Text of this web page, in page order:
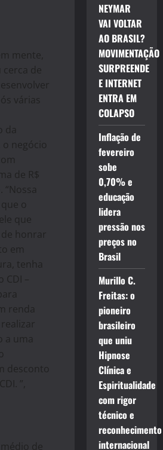
mente,
de
várias
da
negócio
de R$
“Nossa
o
que
honrar
em
tenha
CDI –
renda
a uma
desconto
”,
de
NEYMAR
VAI VOLTAR
AO BRASIL?
MOVIMENTAÇÃO
SURPREENDE
E INTERNET
ENTRA EM
COLAPSO
Inflação de
fevereiro
sobe
0,70% e
educação
lidera
pressão nos
preços no
Brasil
Murillo C.
Freitas: o
pioneiro
brasileiro
que uniu
Hipnose
Clínica e
Espiritualidade
com rigor
técnico e
reconhecimento
internacional